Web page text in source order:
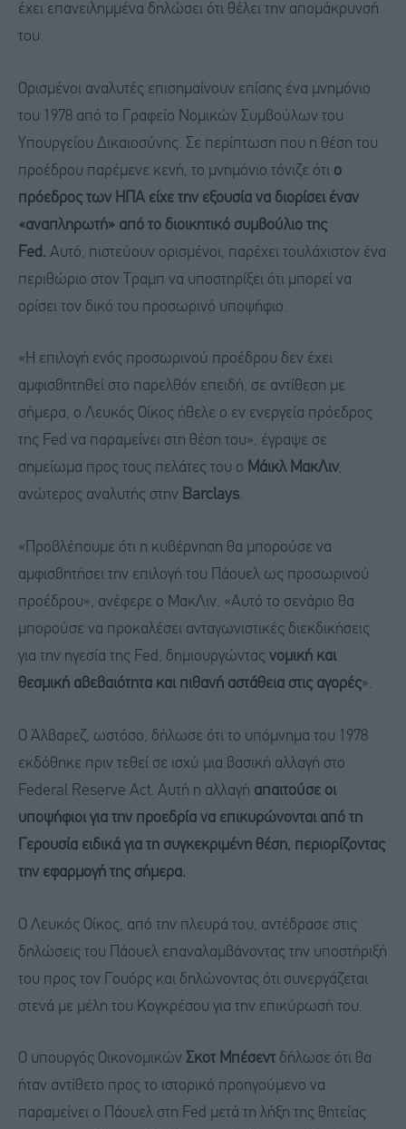
έχει επανειλημμένα δηλώσει ότι θέλει την απομάκρυνσή
του.
Ορισμένοι αναλυτές επισημαίνουν επίσης ένα μνημόνιο
του 1978 από το Γραφείο Νομικών Συμβούλων του
Υπουργείου Δικαιοσύνης. Σε περίπτωση που η θέση του
προέδρου παρέμενε κενή, το μνημόνιο τόνιζε ότι ο
πρόεδρος των ΗΠΑ είχε την εξουσία να διορίσει έναν
«αναπληρωτή» από το διοικητικό συμβούλιο της
Fed. Αυτό, πιστεύουν ορισμένοι, παρέχει τουλάχιστον ένα
περιθώριο στον Τραμπ να υποστηρίξει ότι μπορεί να
ορίσει τον δικό του προσωρινό υποψήφιο.
«Η επιλογή ενός προσωρινού προέδρου δεν έχει
αμφισβητηθεί στο παρελθόν επειδή, σε αντίθεση με
σήμερα, ο Λευκός Οίκος ήθελε ο εν ενεργεία πρόεδρος
της Fed να παραμείνει στη θέση του», έγραψε σε
σημείωμα προς τους πελάτες του ο Μάικλ ΜακΛιν,
ανώτερος αναλυτής στην Barclays.
«Προβλέπουμε ότι η κυβέρνηση θα μπορούσε να
αμφισβητήσει την επιλογή του Πάουελ ως προσωρινού
προέδρου», ανέφερε ο ΜακΛιν. «Αυτό το σενάριο θα
μπορούσε να προκαλέσει ανταγωνιστικές διεκδικήσεις
για την ηγεσία της Fed, δημιουργώντας νομική και
θεσμική αβεβαιότητα και πιθανή αστάθεια στις αγορές».
Ο Άλβαρεζ, ωστόσο, δήλωσε ότι το υπόμνημα του 1978
εκδόθηκε πριν τεθεί σε ισχύ μια βασική αλλαγή στο
Federal Reserve Act. Αυτή η αλλαγή απαιτούσε οι
υποψήφιοι για την προεδρία να επικυρώνονται από τη
Γερουσία ειδικά για τη συγκεκριμένη θέση, περιορίζοντας
την εφαρμογή της σήμερα.
Ο Λευκός Οίκος, από την πλευρά του, αντέδρασε στις
δηλώσεις του Πάουελ επαναλαμβάνοντας την υποστήριξή
του προς τον Γουόρς και δηλώνοντας ότι συνεργάζεται
στενά με μέλη του Κογκρέσου για την επικύρωσή του.
Ο υπουργός Οικονομικών Σκοτ Μπέσεντ δήλωσε ότι θα
ήταν αντίθετο προς το ιστορικό προηγούμενο να
παραμείνει ο Πάουελ στη Fed μετά τη λήξη της θητείας